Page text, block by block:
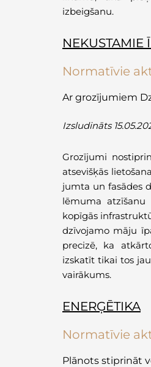
izbeigšanu.
NEKUSTAMIE
Normatīvie
Ar grozījumiem
Izsludināts
Grozījumi
atsevišķās
jumta un fasādes
lēmuma
kopīgās
dzīvojamo māju
precizē, ka
izskatīt tikai tos
vairākums.
ENERĢĒTIKA
Normatīvie
Plānots stiprināt